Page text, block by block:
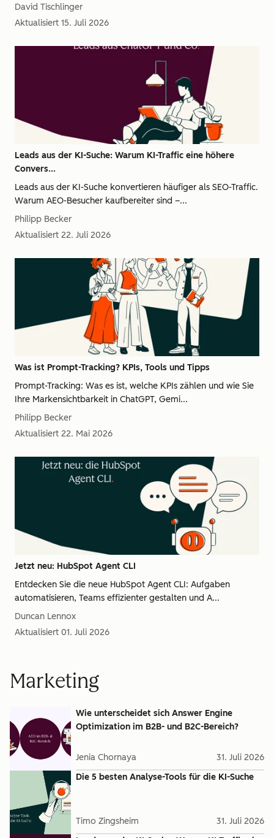
David Tischlinger
Aktualisiert 15. Juli 2026
Leads aus der KI-Suche: Warum KI-Traffic eine höhere
Convers...
Leads aus der KI-Suche konvertieren häufiger als SEO-Traffic.
Warum AEO-Besucher kaufbereiter sind –...
Philipp Becker
Aktualisiert 22. Juli 2026
Was ist Prompt-Tracking? KPIs, Tools und Tipps
Prompt-Tracking: Was es ist, welche KPIs zählen und wie Sie
Ihre Markensichtbarkeit in ChatGPT, Gemi...
Philipp Becker
Aktualisiert 22. Mai 2026
Jetzt neu: HubSpot Agent CLI
Entdecken Sie die neue HubSpot Agent CLI: Aufgaben
automatisieren, Teams effizienter gestalten und A...
Duncan Lennox
Aktualisiert 01. Juli 2026
Marketing
Wie unterscheidet sich Answer Engine
Optimization im B2B- und B2C-Bereich?
Jenia Chornaya
31. Juli 2026
Die 5 besten Analyse-Tools für die KI-Suche
Timo Zingsheim
31. Juli 2026